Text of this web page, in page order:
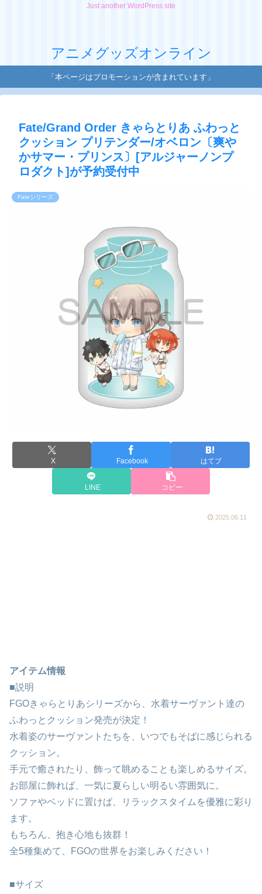
Just another WordPress site
アニメグッズオンライン
「本ページはプロモーションが含まれています」
Fate/Grand Order きゃらとりあ ふわっと
クッション プリテンダー/オベロン〔爽や
かサマー・プリンス〕[アルジャーノンプ
ロダクト]が予約受付中
Fateシリーズ
X Facebook はてブ
LINE コピー
2025.06.11
アイテム情報
■説明
FGOきゃらとりあシリーズから、水着サーヴァント達の
ふわっとクッション発売が決定！
水着姿のサーヴァントたちを、いつでもそばに感じられる
クッション。
手元で癒されたり、飾って眺めることも楽しめるサイズ。
お部屋に飾れば、一気に夏らしい明るい雰囲気に。
ソファやベッドに置けば、リラックスタイムを優雅に彩り
ます。
もちろん、抱き心地も抜群！
全5種集めて、FGOの世界をお楽しみください！
■サイズ